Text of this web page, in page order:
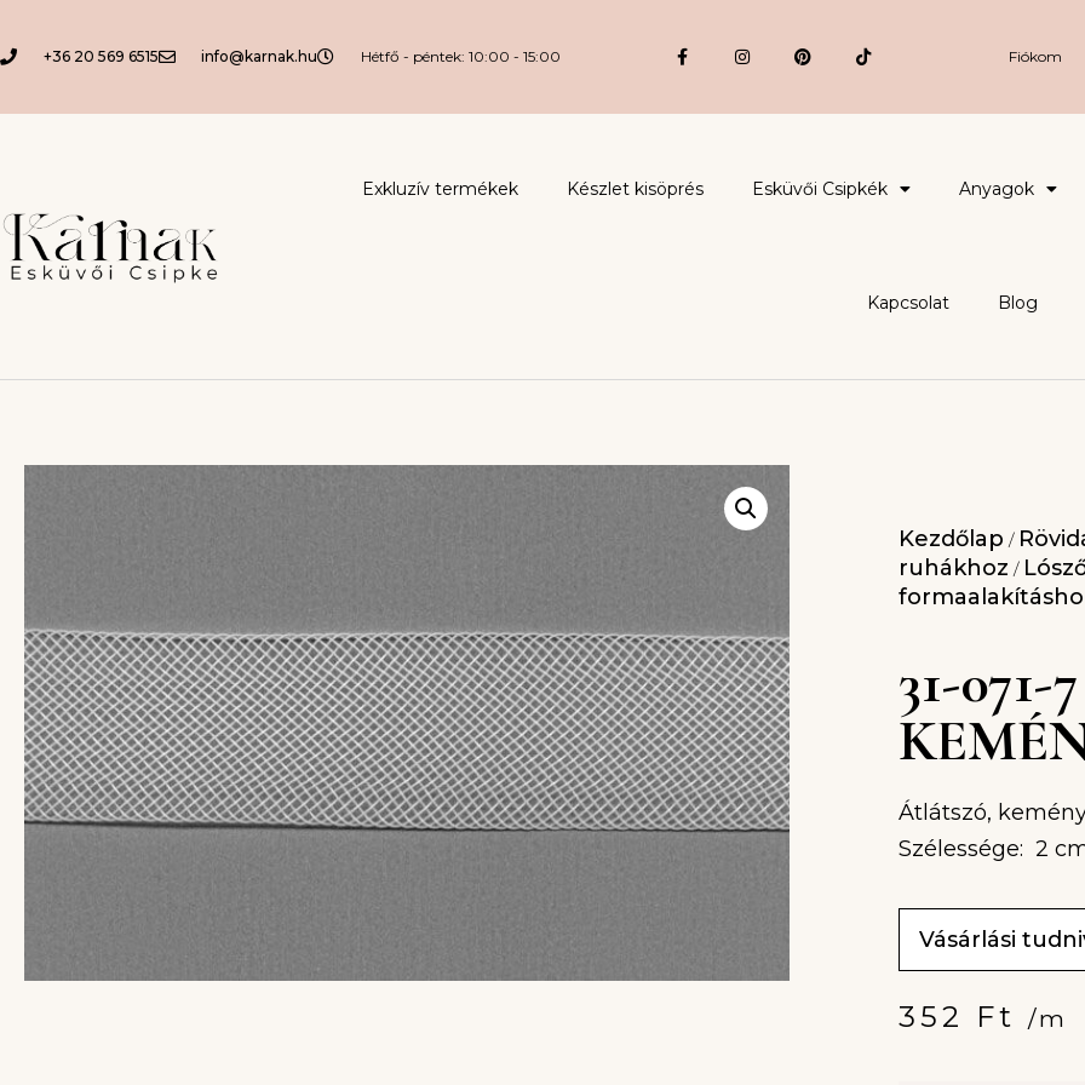
+36 20 569 6515 info@karnak.hu Hétfő - péntek: 10:00 - 15:00 Fiókom
Exkluzív termékek Készlet kisöprés Esküvői Csipkék Anyagok
Kapcsolat Blog
Kezdőlap /
ruhákhoz /
31-
Átlátszó,
Szélessége: 2
Vásárlási
352 Ft /m